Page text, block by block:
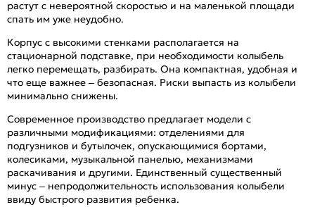
растут с невероятной скоростью и на маленькой площади
спать им уже неудобно.
Корпус с высокими стенками располагается на
стационарной подставке, при необходимости колыбель
легко перемещать, разбирать. Она компактная, удобная и
что еще важнее – безопасная. Риски выпасть из колыбели
минимально снижены.
Современное производство предлагает модели с
различными модификациями: отделениями для
подгузников и бутылочек, опускающимися бортами,
колесиками, музыкальной панелью, механизмами
раскачивания и другими. Единственный существенный
минус – непродолжительность использования колыбели
ввиду быстрого развития ребенка.